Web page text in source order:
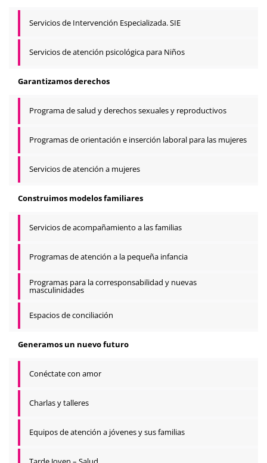
Servicios de Intervención Especializada. SIE
Servicios de atención psicológica para Niños
Garantizamos derechos
Programa de salud y derechos sexuales y reproductivos
Programas de orientación e inserción laboral para las mujeres
Servicios de atención a mujeres
Construimos modelos familiares
Servicios de acompañamiento a las familias
Programas de atención a la pequeña infancia
Programas para la corresponsabilidad y nuevas
masculinidades
Espacios de conciliación
Generamos un nuevo futuro
Conéctate con amor
Charlas y talleres
Equipos de atención a jóvenes y sus familias